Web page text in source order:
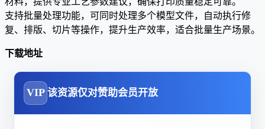
支持批量处理功能，可同时处理多个模型文件，自动执行修
复、排版、切片等操作，提升生产效率，适合批量生产场景。
下载地址
VIP 该资源仅对赞助会员开放